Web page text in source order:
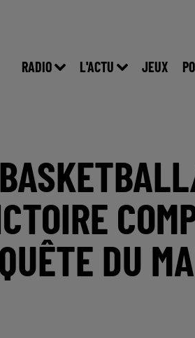
RADIO L'ACTU JEUX
DU